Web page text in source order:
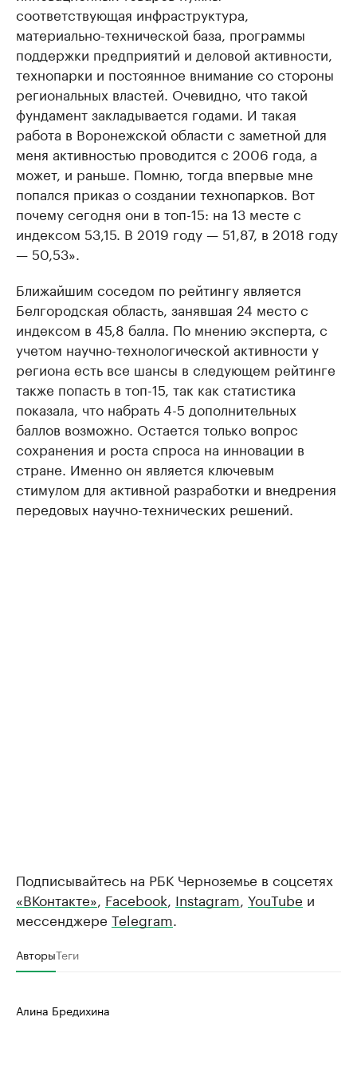
соответствующая инфраструктура,
материально-технической база, программы
поддержки предприятий и деловой активности,
технопарки и постоянное внимание со стороны
региональных властей. Очевидно, что такой
фундамент закладывается годами. И такая
работа в Воронежской области с заметной для
меня активностью проводится с 2006 года, а
может, и раньше. Помню, тогда впервые мне
попался приказ о создании технопарков. Вот
почему сегодня они в топ-15: на 13 месте с
индексом 53,15. В 2019 году — 51,87, в 2018 году
— 50,53».
Ближайшим соседом по рейтингу является
Белгородская область, занявшая 24 место с
индексом в 45,8 балла. По мнению эксперта, с
учетом научно-технологической активности у
региона есть все шансы в следующем рейтинге
также попасть в топ-15, так как статистика
показала, что набрать 4-5 дополнительных
баллов возможно. Остается только вопрос
сохранения и роста спроса на инновации в
стране. Именно он является ключевым
стимулом для активной разработки и внедрения
передовых научно-технических решений.
Подписывайтесь на РБК Черноземье в соцсетях
«ВКонтакте», Facebook, Instagram, YouTube и
мессенджере Telegram.
АвторыТеги
Алина Бредихина